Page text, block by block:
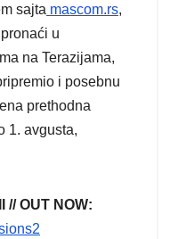
sajta mascom.rs,
u
na Terazijama,
i posebnu
prethodna
1. avgusta,
// OUT NOW: